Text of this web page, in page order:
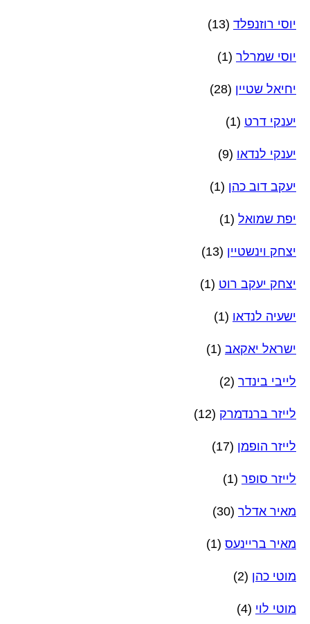
יוסי רוזנפלד (13)
יוסי שמרלר (1)
יחיאל שטיין (28)
יענקי דרט (1)
יענקי לנדאו (9)
יעקב דוב כהן (1)
יפת שמואל (1)
יצחק וינשטיין (13)
יצחק יעקב רוט (1)
ישעיה לנדאו (1)
ישראל יאקאב (1)
לייבי בינדר (2)
לייזר ברנדמרק (12)
לייזר הופמן (17)
לייזר סופר (1)
מאיר אדלר (30)
מאיר בריינעס (1)
מוטי כהן (2)
מוטי לוי (4)